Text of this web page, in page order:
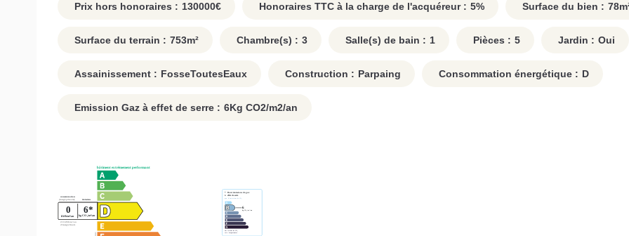
Prix hors honoraires : 130000€ Honoraires TTC à la charge de l'acquéreur : 5% Surface du bien : 78
Surface du terrain : 753m² Chambre(s) : 3 Salle(s) de bain : 1 Pièces : 5 Jardin : Oui
Assainissement : FosseToutesEaux Construction : Parpaing Consommation énergétique : D
Emission Gaz à effet de serre : 6Kg CO2/m2/an